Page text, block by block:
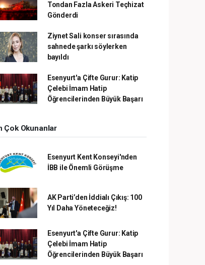
Tondan Fazla Askeri Teçhizat
Gönderdi
Ziynet Sali konser sırasında
sahnede şarkı söylerken
bayıldı
Esenyurt'a Çifte Gurur: Katip
Çelebi İmam Hatip
Öğrencilerinden Büyük Başarı
Çok Okunanlar
Esenyurt Kent Konseyi'nden
İBB ile Önemli Görüşme
AK Parti’den İddialı Çıkış: 100
Yıl Daha Yöneteceğiz!
Esenyurt'a Çifte Gurur: Katip
Çelebi İmam Hatip
Öğrencilerinden Büyük Başarı